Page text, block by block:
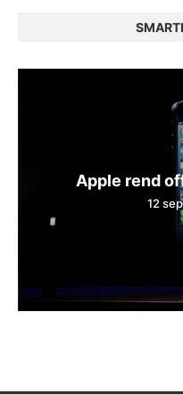
Apple rend
12